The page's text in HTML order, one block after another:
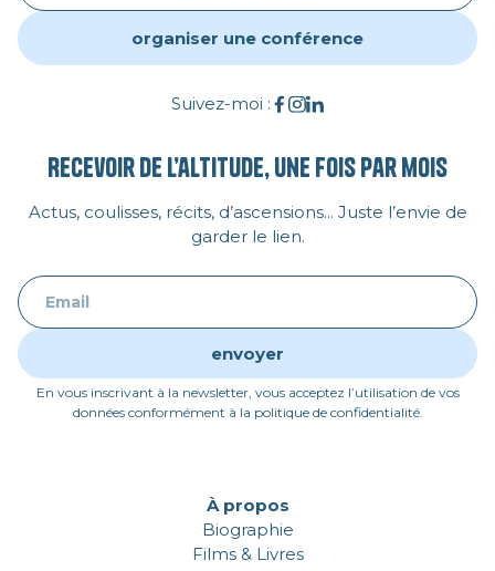
organiser une conférence
Suivez-moi :
Recevoir de l’altitude, une fois par mois
Actus, coulisses, récits, d’ascensions... Juste l’envie de
garder le lien.
En vous inscrivant à la newsletter, vous acceptez l’utilisation de vos
données conformément à la politique de confidentialité.
À propos
Biographie
Films & Livres